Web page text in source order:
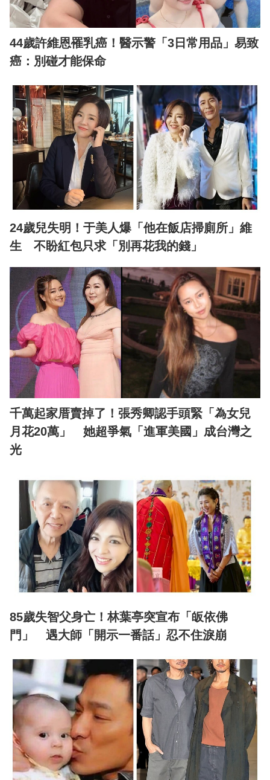
44歲許維恩罹乳癌！醫示警「3日常用品」易致
癌：別碰才能保命
24歲兒失明！于美人爆「他在飯店掃廁所」維
生 不盼紅包只求「別再花我的錢」
千萬起家厝賣掉了！張秀卿認手頭緊「為女兒
月花20萬」 她超爭氣「進軍美國」成台灣之
光
85歲失智父身亡！林葉亭突宣布「皈依佛
門」 遇大師「開示一番話」忍不住淚崩